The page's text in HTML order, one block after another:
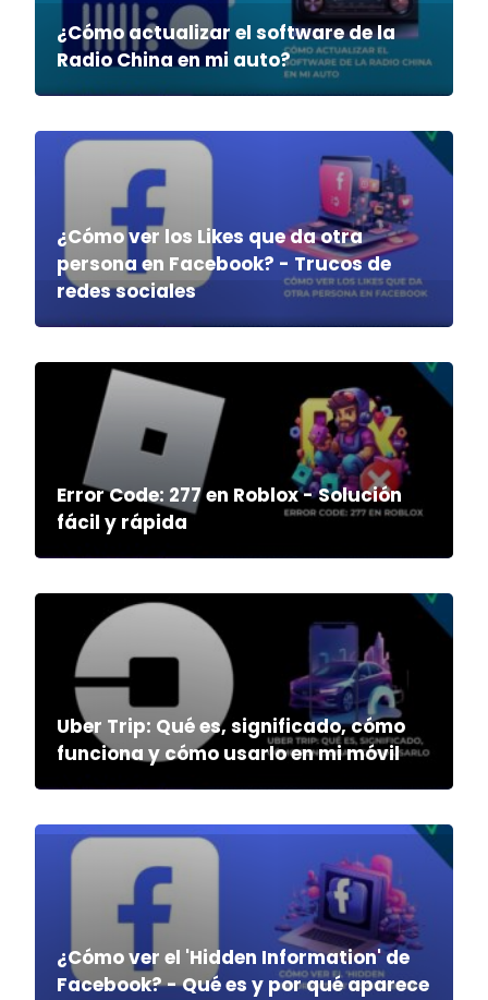
¿Cómo actualizar el software de la
Radio China en mi auto?
¿Cómo ver los Likes que da otra
persona en Facebook? - Trucos de
redes sociales
Error Code: 277 en Roblox - Solución
fácil y rápida
Uber Trip: Qué es, significado, cómo
funciona y cómo usarlo en mi móvil
¿Cómo ver el 'Hidden Information' de
Facebook? - Qué es y por qué aparece